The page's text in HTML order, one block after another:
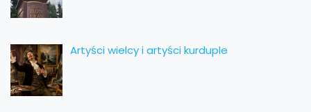
Artyści wielcy i artyści kurduple